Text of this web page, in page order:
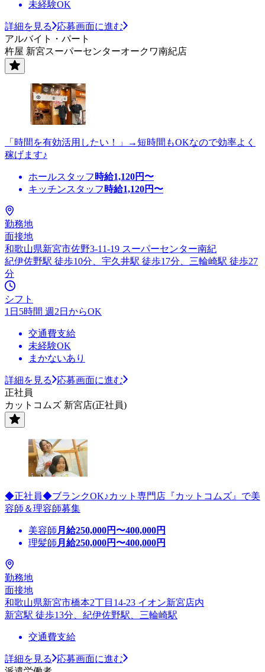
未経験OK
詳細を見る
応募画面に進む
アルバイト・パート
杵屋 新宮スーパーセンターオークワ南紀店
「時間を有効活用したい！」→短時間もOKなので効率よく
稼げます♪
ホールスタッフ 時給1,120円〜
キッチンスタッフ 時給1,120円〜
勤務地
面接地
和歌山県新宮市佐野3-11-19 スーパーセンター南紀
紀伊佐野駅 徒歩10分、宇久井駅 徒歩17分、三輪崎駅 徒歩27
分
シフト
1日5時間 週2日からOK
交通費支給
未経験OK
まかないあり
詳細を見る
応募画面に進む
正社員
カットコムズ 新宮店(正社員)
◆正社員◆ブランクOK♪カット専門店『カットコムズ』で美
容師＆理容師募集
美容師 月給250,000円〜400,000円
理髪師 月給250,000円〜400,000円
勤務地
面接地
和歌山県新宮市橋本2丁目14-23 イオン新宮店内
新宮駅 徒歩13分、紀伊佐野駅、三輪崎駅
交通費支給
詳細を見る
応募画面に進む